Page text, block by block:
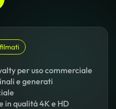
per uso commerciale
e generati
in qualità 4K e HD